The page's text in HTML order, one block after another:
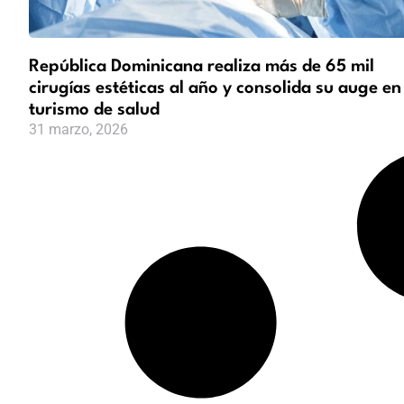
República Dominicana realiza más de 65 mil
cirugías estéticas al año y consolida su auge en
turismo de salud
31 marzo, 2026